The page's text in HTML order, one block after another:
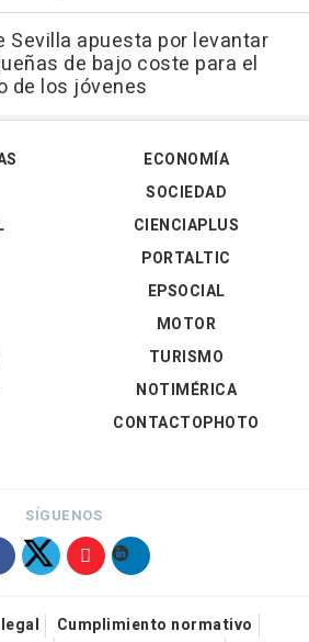
Sevilla apuesta por levantar
de bajo coste para el
de los jóvenes
ECONOMÍA
SOCIEDAD
CIENCIAPLUS
PORTALTIC
EPSOCIAL
MOTOR
TURISMO
NOTIMÉRICA
CONTACTOPHOTO
SÍGUENOS
Cumplimiento normativo